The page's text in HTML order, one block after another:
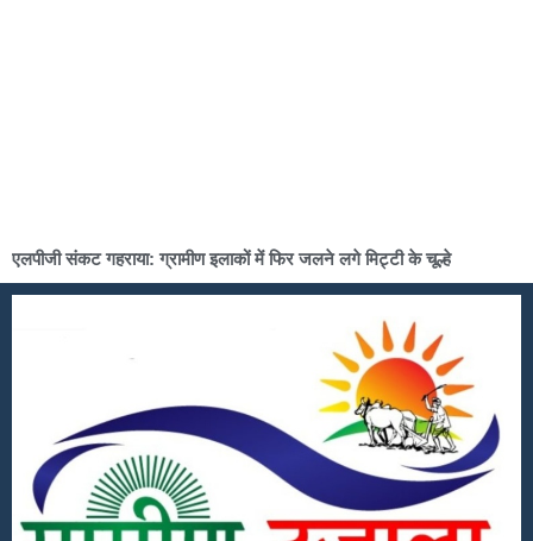
एलपीजी संकट गहराया: ग्रामीण इलाकों में फिर जलने लगे मिट्टी के चूल्हे